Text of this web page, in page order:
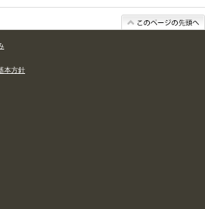
本方針